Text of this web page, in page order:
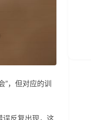
”，但对应的训